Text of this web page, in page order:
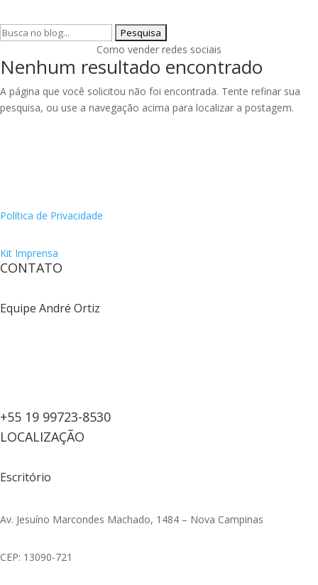
Pesquisar
Como vender redes sociais
Nenhum resultado encontrado
A página que você solicitou não foi encontrada. Tente refinar sua
pesquisa, ou use a navegação acima para localizar a postagem.
Política de Privacidade
Kit Imprensa
CONTATO
Equipe André Ortiz
+55 19 99723-8530
LOCALIZAÇÃO
Escritório
Av. Jesuíno Marcondes Machado, 1484 – Nova Campinas
CEP: 13090-721